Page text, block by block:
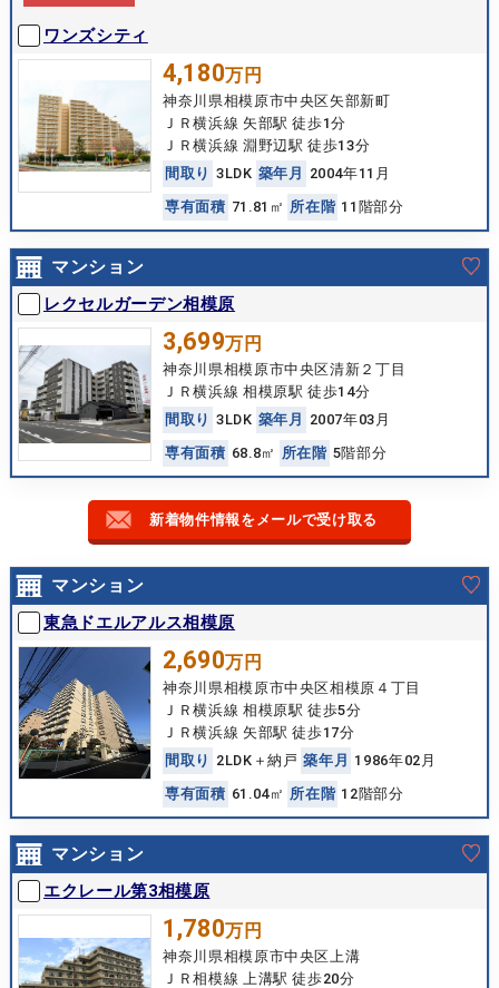
ワンズシティ
4,180万円
神奈川県相模原市中央区矢部新町
ＪＲ横浜線 矢部駅 徒歩1分
ＪＲ横浜線 淵野辺駅 徒歩13分
間 取 り 3LDK 築年 月
2004年11月
専有面積 71.81㎡ 所在 階 11階部分
マンション
レクセルガーデン相模原
3,699万円
神奈川県相模原市中央区清新２丁目
ＪＲ横浜線 相模原駅 徒歩14分
間 取 り 3LDK 築年 月
2007年03月
専有面積 68.8㎡ 所在 階 5階部分
新着物件情報をメールで受け取る
マンション
東急ドエルアルス相模原
2,690万円
神奈川県相模原市中央区相模原４丁目
ＪＲ横浜線 相模原駅 徒歩5分
ＪＲ横浜線 矢部駅 徒歩17分
間 取 り 2LDK＋納戸 築年 月 1986年02月
専有面積 61.04㎡ 所在 階 12階部分
マンション
エクレール第3相模原
1,780万円
神奈川県相模原市中央区上溝
ＪＲ相模線 上溝駅 徒歩20分